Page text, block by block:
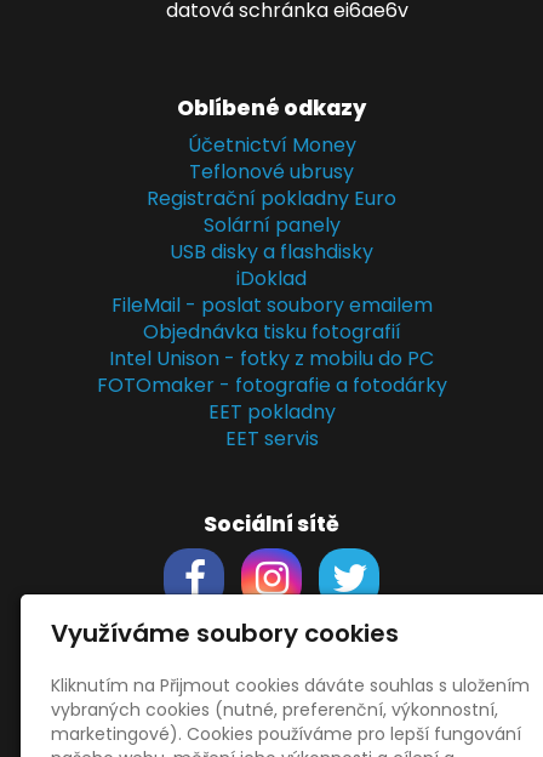
datová schránka ei6ae6v
Oblíbené odkazy
Účetnictví Money
Teflonové ubrusy
Registrační pokladny Euro
Solární panely
USB disky a flashdisky
iDoklad
FileMail - poslat soubory emailem
Objednávka tisku fotografií
Intel Unison - fotky z mobilu do PC
FOTOmaker - fotografie a fotodárky
EET pokladny
EET servis
Sociální sítě
Support
Obchodní podmínky
Využíváme soubory cookies
Kliknutím na Přijmout cookies dáváte souhlas s uložením
vybraných cookies (nutné, preferenční, výkonnostní,
marketingové). Cookies používáme pro lepší fungování